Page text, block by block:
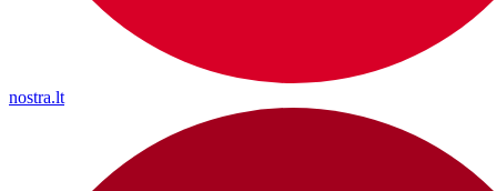
nostra.lt